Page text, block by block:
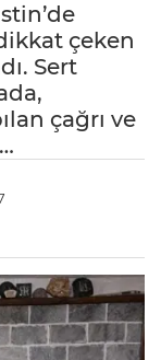
çeken
Sert
çağrı ve